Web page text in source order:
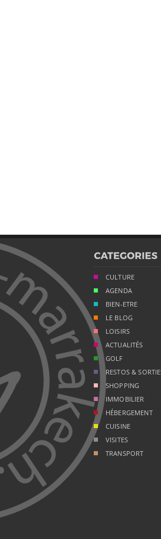
CULTURE
AGENDA
BIEN-ETRE
LE BLOG
LOISIRS
ACTUALITÉS
GOLF
RESTOS &
SHOPPING
IMMOBILIER
HÉBERGEMENT
CUISINE
VISITES
TRANSPORT